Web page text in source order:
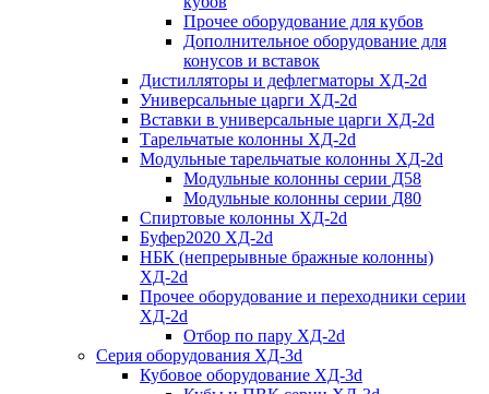
Прочее оборудование для кубов
Дополнительное оборудование для
конусов и вставок
Дистилляторы и дефлегматоры ХД-2d
Универсальные царги ХД-2d
Вставки в универсальные царги ХД-2d
Тарельчатые колонны ХД-2d
Модульные тарельчатые колонны ХД-2d
Модульные колонны серии Д58
Модульные колонны серии Д80
Спиртовые колонны ХД-2d
Буфер2020 ХД-2d
НБК (непрерывные бражные колонны)
ХД-2d
Прочее оборудование и переходники серии
ХД-2d
Отбор по пару ХД-2d
Серия оборудования ХД-3d
Кубовое оборудование ХД-3d